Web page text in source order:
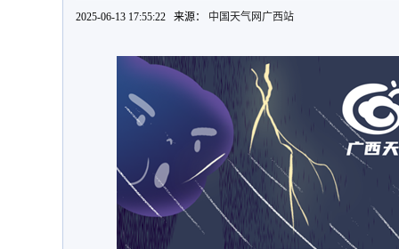
2025-06-13 17:55:22 来源： 中国天气网广西站